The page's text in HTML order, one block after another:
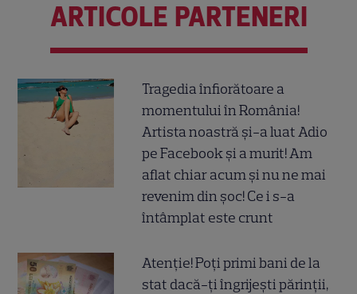
ARTICOLE PARTENERI
Tragedia înfiorătoare a
momentului în România!
Artista noastră și-a luat Adio
pe Facebook și a murit! Am
aflat chiar acum și nu ne mai
revenim din șoc! Ce i s-a
întâmplat este crunt
Atenție! Poți primi bani de la
stat dacă-ți îngrijești părinții,